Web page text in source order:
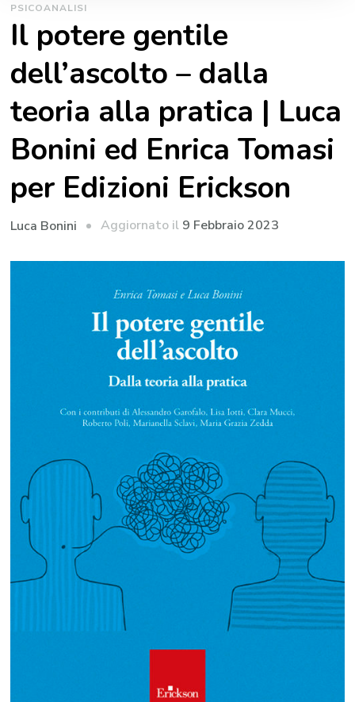
PSICOANALISI
Il potere gentile
dell’ascolto – dalla
teoria alla pratica | Luca
Bonini ed Enrica Tomasi
per Edizioni Erickson
Luca Bonini Aggiornato il 9 Febbraio 2023